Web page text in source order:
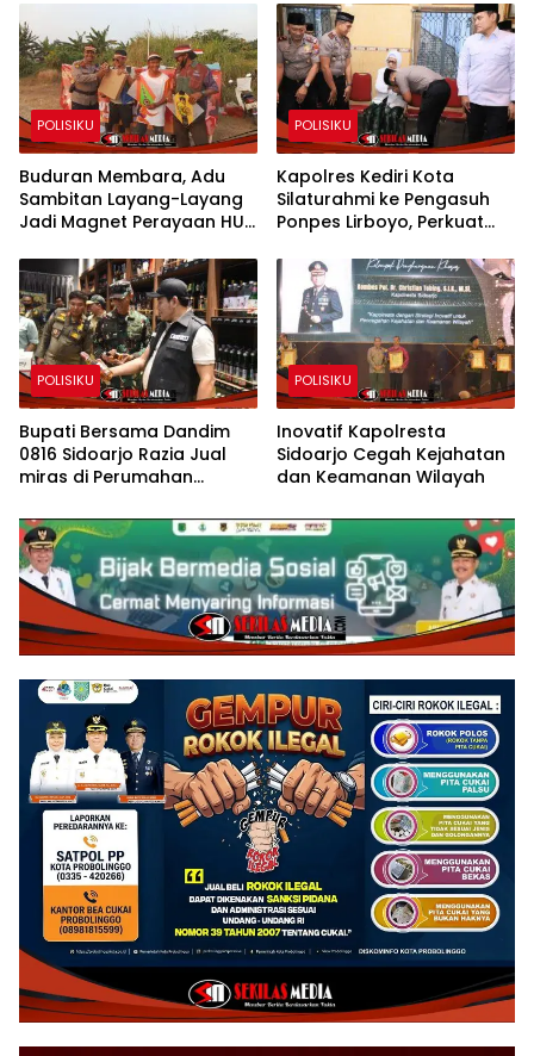
POLISIKU
Buduran Membara, Adu
Sambitan Layang-Layang
Jadi Magnet Perayaan HUT
POLISIKU
Kapolres Kediri Kota
Silaturahmi ke Pengasuh
Ponpes Lirboyo, Perkuat
POLISIKU
Bupati Bersama Dandim
0816 Sidoarjo Razia Jual
miras di Perumahan
POLISIKU
Inovatif Kapolresta
Sidoarjo Cegah Kejahatan
dan Keamanan Wilayah